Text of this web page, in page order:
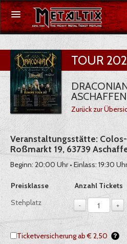
Konzerte
Festivals
Gutschein
Merchandise
DE|EN
Anmelden
TOUR
Zurück zur
Veranstaltungsstätte:
Roßmarkt 19, 63739
Beginn: 20:00 Uhr • Einlass: 19:30 Uhr
Auswahl von Tickets pro
Preisklasse Anzahl Tickets
Stehplatz
- + 1
Ticketversicherung ab € 2,50